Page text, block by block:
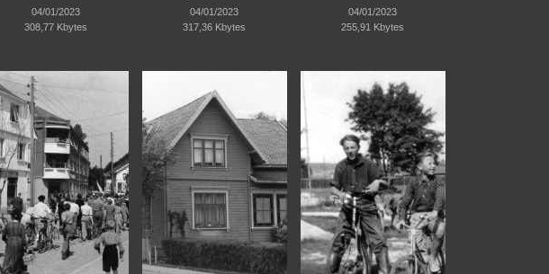
04/01/2023
308,77 Kbytes
04/01/2023
317,36 Kbytes
04/01/2023
255,91 Kbytes